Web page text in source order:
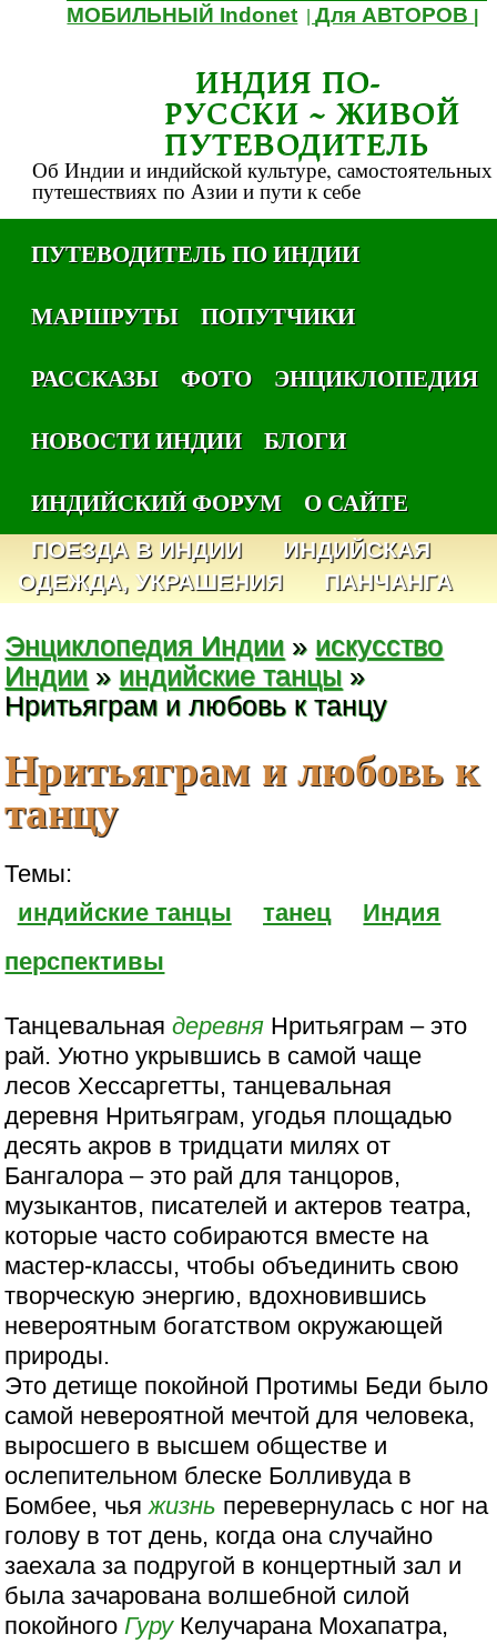
МОБИЛЬНЫЙ Indonet |Для АВТОРОВ
ИНДИЯ ПО-
РУССКИ ~ ЖИВОЙ
ПУТЕВОДИТЕЛЬ
Об Индии и индийской культуре, самостоятельных
путешествиях по Азии и пути к себе
ПУТЕВОДИТЕЛЬ ПО ИНДИИ
МАРШРУТЫ
ПОПУТЧИКИ
РАССКАЗЫ
ФОТО
ЭНЦИКЛОПЕДИЯ
НОВОСТИ ИНДИИ
БЛОГИ
ИНДИЙСКИЙ ФОРУМ
О САЙТЕ
ПОЕЗДА В ИНДИИ
ИНДИЙСКАЯ
ОДЕЖДА, УКРАШЕНИЯ
ПАНЧАНГА
Энциклопедия Индии » искусство
Индии » индийские танцы »
Нритьяграм и любовь к танцу
Нритьяграм и любовь к
танцу
Темы:
индийские танцы
танец
Индия
перспективы
Танцевальнаядеревня Нритьяграм – это
рай. Уютно укрывшись в самой чаще
лесов Хессаргетты, танцевальная
деревня Нритьяграм, угодья площадью
десять акров в тридцати милях от
Бангалора – это рай для танцоров,
музыкантов, писателей и актеров театра,
которые часто собираются вместе на
мастер-классы, чтобы объединить свою
творческую энергию, вдохновившись
невероятным богатством окружающей
природы.
Это детище покойной Протимы Беди было
самой невероятной мечтой для человека,
выросшего в высшем обществе и
ослепительном блеске Болливуда в
Бомбее, чьяжизнь перевернулась с ног на
голову в тот день, когда она случайно
заехала за подругой в концертный зал и
была зачарована волшебной силой
покойного ГуруКелучарана Мохапатра,